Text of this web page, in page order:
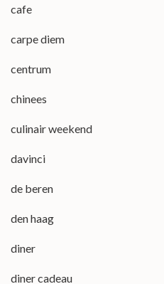
cafe
carpe diem
centrum
chinees
culinair weekend
davinci
de beren
den haag
diner
diner cadeau